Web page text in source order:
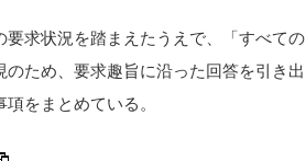
求状況を踏まえたうえで、「すべての
ため、要求趣旨に沿った回答を引き出
をまとめている。